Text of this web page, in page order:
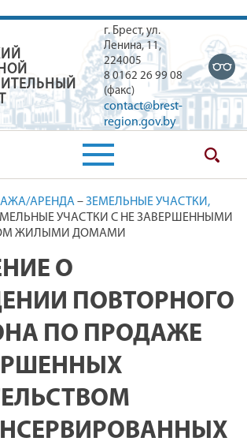
ОБЛАСТНОЙ
г. Брест, ул.
Ленина, 11,
224005
8 0162 26 99 08
(факс)
contact@brest-
region.gov.by
АРЕНДА–ЗЕМЕЛЬНЫЕ УЧАСТКИ,
УЧАСТКИ С НЕ ЗАВЕРШЕННЫМИ
ЖИЛЫМИ ДОМАМИ
О
ПОВТОРНОГО
ПО ПРОДАЖЕ